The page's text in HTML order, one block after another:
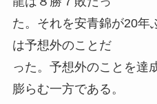
た。それを安青錦が20年
は予想外のことだ
った。予想外のことを達
膨らむ一方である。